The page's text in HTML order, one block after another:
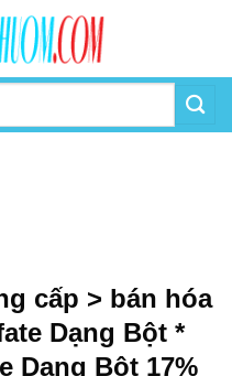
cấp > bán hóa
Dạng Bột *
Dạng Bột 17%